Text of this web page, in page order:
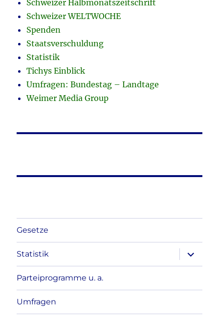
Schweizer Halbmonatszeitschrift
Schweizer WELTWOCHE
Spenden
Staatsverschuldung
Statistik
Tichys Einblick
Umfragen: Bundestag – Landtage
Weimer Media Group
Gesetze
Statistik
anzeigen
Parteiprogramme u. a.
Umfragen